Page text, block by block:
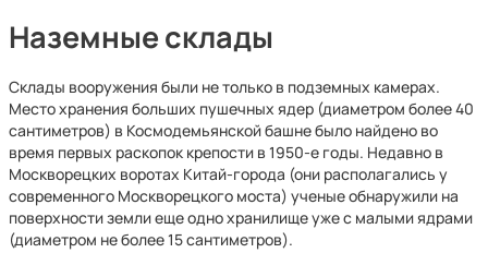
Наземные склады
Склады вооружения были не только в подземных камерах.
Место хранения больших пушечных ядер (диаметром более 40
сантиметров) в Космодемьянской башне было найдено во
время первых раскопок крепости в 1950-е годы. Недавно в
Москворецких воротах Китай-города (они располагались у
современного Москворецкого моста) ученые обнаружили на
поверхности земли еще одно хранилище уже с малыми ядрами
(диаметром не более 15 сантиметров).